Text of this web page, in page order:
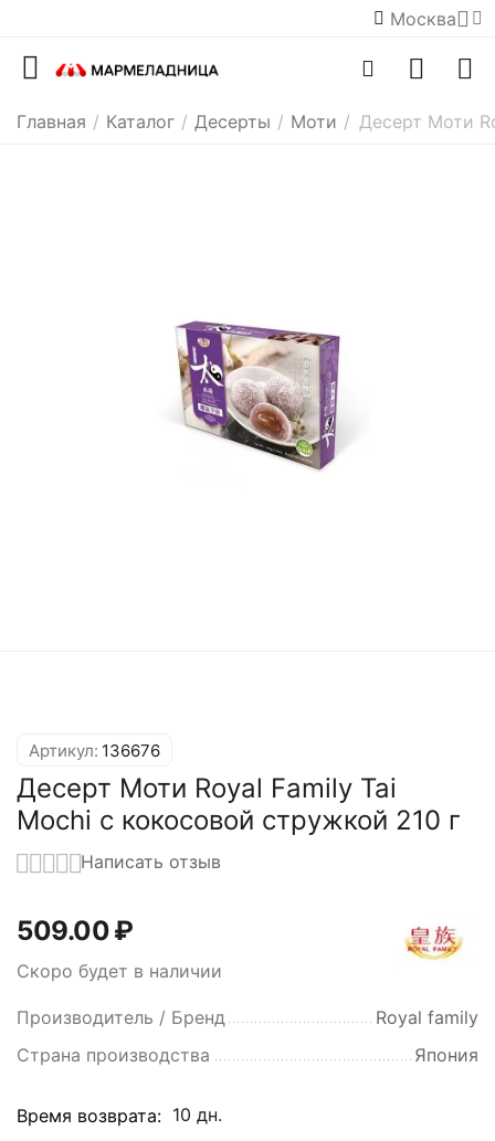
Москва
Главная / Каталог / Десерты / Моти / Десерт Моти
Артикул: 136676
Десерт Моти Royal Family Tai
Mochi с кокосовой стружкой 210 г
Написать отзыв
509.00₽
Скоро будет в наличии
Производитель / Бренд
Royal family
Страна производства
Япония
Время возврата: 10 дн.